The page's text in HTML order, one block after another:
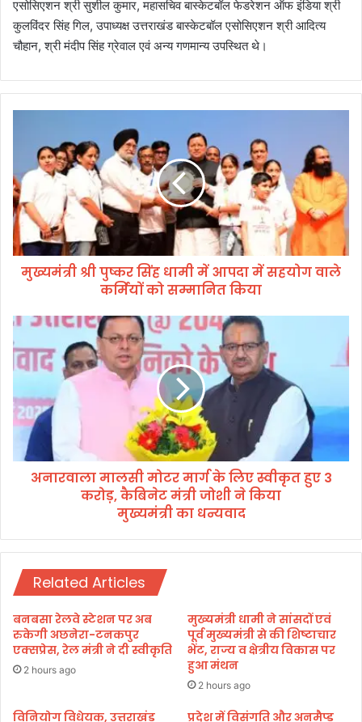
एसोसिएशन श्री सुशील कुमार, महासचिव बास्केटबॉल फेडरेशन ऑफ इंडिया श्री
कुलविंदर सिंह गिल, उपाध्यक्ष उत्तराखंड बास्केटबॉल एसोसिएशन श्री आदित्य
चौहान, श्री मंदीप सिंह ग्रेवाल एवं अन्य गणमान्य उपस्थित थे।
श्री
पु
ष्क
र
सिं
में
आ
प
दा
स
ह
यों
स
नि
त
मुख्यमंत्री श्री पुष्कर सिंह धामी में आपदा में सहयोग वाले
कर्मियों को सम्मानित किया
अ
ना
र
वा
मा
ल
मो
के
स्वी
कृ
त
हु
ए
रो
अनारवाला मालसी मोटर मार्ग के लिए स्वीकृत हुए 3
करोड़, कैबिनेट मंत्री जोशी ने किया
मुख्यमंत्री का धन्यवाद
Related Articles
बनबसा रेलवे स्टेशन पर अब
रुकेगी अछनेरा-टनकपुर
एक्सप्रेस, रेल मंत्री ने दी स्वीकृति
2 hours ago
मुख्यमंत्री धामी ने सांसदों एवं
पूर्व मुख्यमंत्री से की शिष्टाचार
भेंट, राज्य व क्षेत्रीय विकास पर
हुआ मंथन
2 hours ago
विनियोग विधेयक, उत्तराखंड
प्रदेश में विसंगति और अनमैप्ड